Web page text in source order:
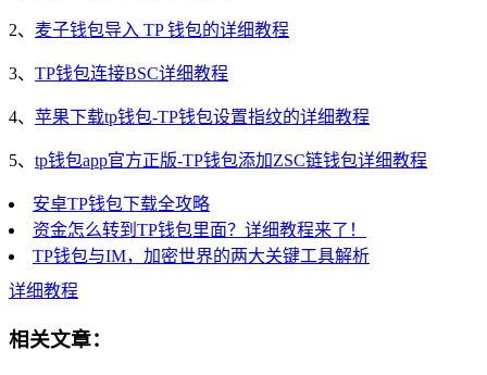
2、 麦子钱包导入 TP 钱包的详细教程
3、 TP钱包连接BSC详细教程
4、 苹果下载tp钱包-TP钱包设置指纹的详细教程
5、 tp钱包app官方正版-TP钱包添加ZSC链钱包详细教程
安卓TP钱包下载全攻略
资金怎么转到TP钱包里面？详细教程来了！
TP钱包与IM，加密世界的两大关键工具解析
详细教程
相关文章：